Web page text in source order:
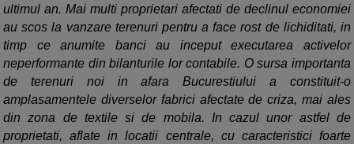
ultimul an. Mai multi proprietari afectati de declinul economiei
au scos la vanzare terenuri pentru a face rost de lichiditati, in
timp ce anumite banci au inceput executarea activelor
neperformante din bilanturile lor contabile. O sursa importanta
de terenuri noi in afara Bucurestiului a constituit-o
amplasamentele diverselor fabrici afectate de criza, mai ales
din zona de textile si de mobila. In cazul unor astfel de
proprietati, aflate in locatii centrale, cu caracteristici foarte